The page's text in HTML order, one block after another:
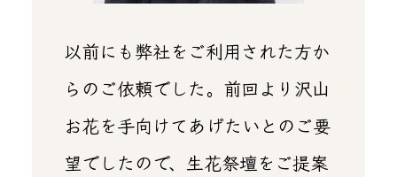
以前にも弊社をご利用された方か
らのご依頼でした。前回より沢山
お花を手向けてあげたいとのご要
望でしたので、生花祭壇をご提案